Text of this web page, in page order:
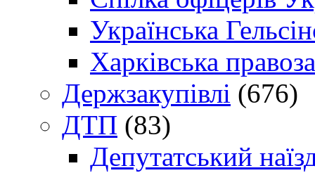
Українська
Харківська
Держзакупівлі (676)
ДТП (83)
Депутатський